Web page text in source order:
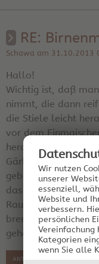
Wir nutzen
unserer
essenziell,
Website und
verbessern.
persönlichen
Vereinfachung
Kategorien
wenn Sie alle
RE:
Schawa am 31.10.2013
Hallo!
Wichtig ist, daß
nimmt, die dann
die Stiele leicht
vor dem
heraus.
Gärhefe dazu (für
gebe ich dann
das dannca 3
Raumtemperatur).
brennen.Habe
gehabt. Gutes
ANTWORT SCHREIBEN